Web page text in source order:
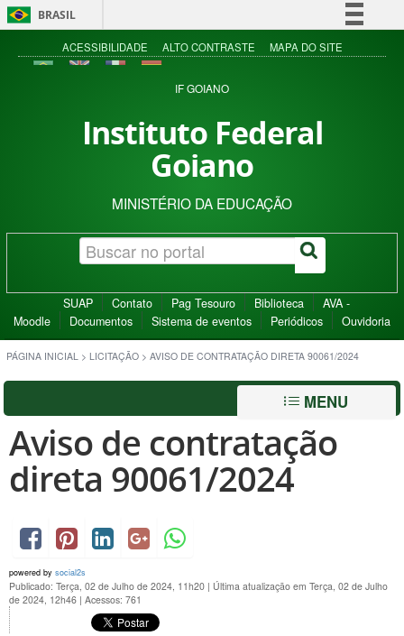
BRASIL
Simplifique!
Acesso à informação
ACESSIBILIDADE ALTO CONTRASTE MAPA DO SITE
IF GOIANO
Instituto Federal
Goiano
MINISTÉRIO DA EDUCAÇÃO
SUAP Contato Pag Tesouro Biblioteca
AVA -
Moodle
Documentos Sistema de eventos Periódicos Ouvidoria
PÁGINA INICIAL > LICITAÇÃO > AVISO DE CONTRATAÇÃO DIRETA 90061/2024
MENU
Aviso de contratação
direta 90061/2024
powered by social2s
Publicado: Terça, 02 de Julho de 2024, 11h20 | Última atualização em Terça, 02 de Julho
de 2024, 12h46 | Acessos: 761